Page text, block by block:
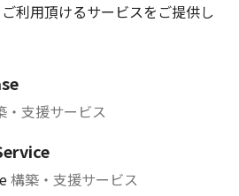
利用頂けるサービスをご提供し
・支援サービス
構築・支援サービス